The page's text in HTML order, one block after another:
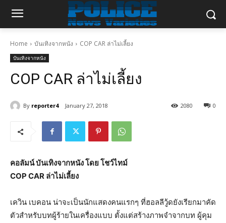
Home บันเทิงจากหนัง COP CAR ล่าไม่เลี้ยง
บันเทิงจากหนัง
COP CAR ล่าไม่เลี้ยง
By reporter4 January 27, 2018 0
2080
คอลัมน์ บันเทิงจากหนัง โดย โชว์ไทม์
COP CAR ล่าไม่เลี้ยง
เควิน เบคอน น่าจะเป็นนักแสดงคนแรกๆ ที่ฮอลลีวู้ดยังเรียกมาคัด
ตัวสำหรับบทผู้ร้ายในเครื่องแบบ ตั้งแต่สร้างภาพจำจากบท ผู้คุม